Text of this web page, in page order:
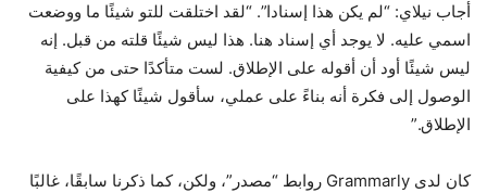
أجاب نيلاي: “لم يكن هذا إسنادا”. “لقد اختلقت للتو شيئًا ما ووضعت
اسمي عليه. لا يوجد أي إسناد هنا. هذا ليس شيئًا قلته من قبل. إنه
ليس شيئًا أود أن أقوله على الإطلاق. لست متأكدًا حتى من كيفية
الوصول إلى فكرة أنه بناءً على عملي، سأقول شيئًا كهذا على
الإطلاق.”
كان لدى Grammarly روابط “مصدر”، ولكن، كما ذكرنا سابقًا، غالبًا